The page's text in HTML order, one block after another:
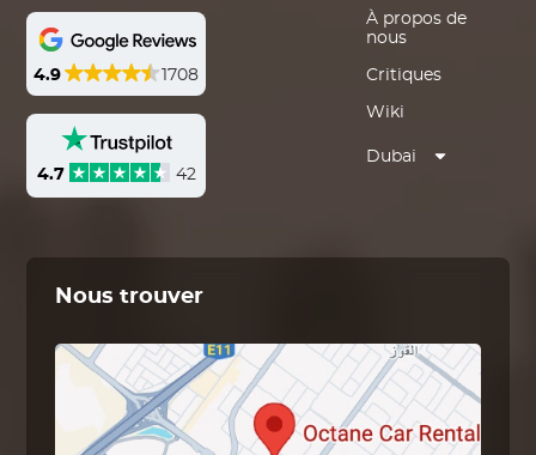
4.9 1708
4.7 42
À propos de
nous
Critiques
Wiki
Dubai
Nous trouver